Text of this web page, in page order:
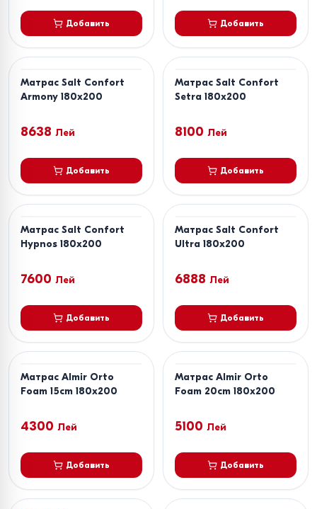
Добавить Добавить
Матрас Salt Confort
Armony 180x200
8638 Лей
Добавить
Матрас Salt Confort
Setra 180x200
8100 Лей
Добавить
Матрас Salt Confort
Hypnos 180x200
7600 Лей
Добавить
Матрас Salt Confort
Ultra 180x200
6888 Лей
Добавить
Матрас Almir Orto
Foam 15cm 180x200
4300 Лей
Добавить
Матрас Almir Orto
Foam 20cm 180x200
5100 Лей
Добавить